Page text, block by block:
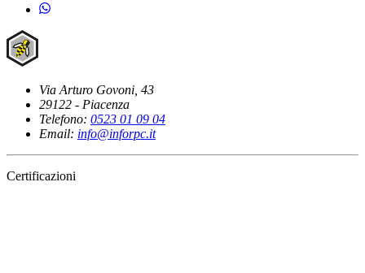
Via Arturo Govoni, 43
29122 - Piacenza
Telefono: 0523 01 09 04
Email: info@inforpc.it
Certificazioni